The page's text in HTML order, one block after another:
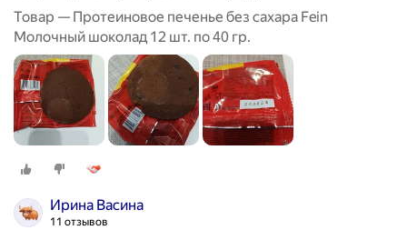
Товар — Протеиновое печенье без сахара Fein
Молочный шоколад 12 шт. по 40 гр.
Ирина Васина
11 отзывов